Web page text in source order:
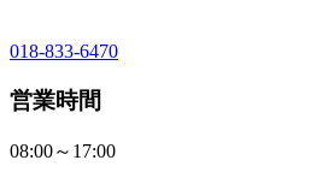
018-833-6470
営業時間
08:00～17:00